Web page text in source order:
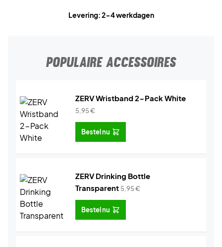
Levering: 2-4 werkdagen
POPULAIRE ACCESSOIRES
ZERV Wristband 2-Pack White
5,95€
Bestel nu
ZERV Drinking Bottle
Transparent 5,95€
Bestel nu